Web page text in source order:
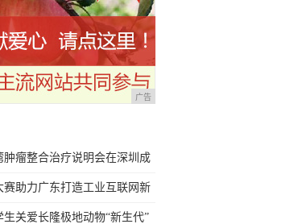
广告
肿瘤整合治疗说明会在深圳成
赛助力广东打造工业互联网新
生关爱长隆极地动物“新生代”